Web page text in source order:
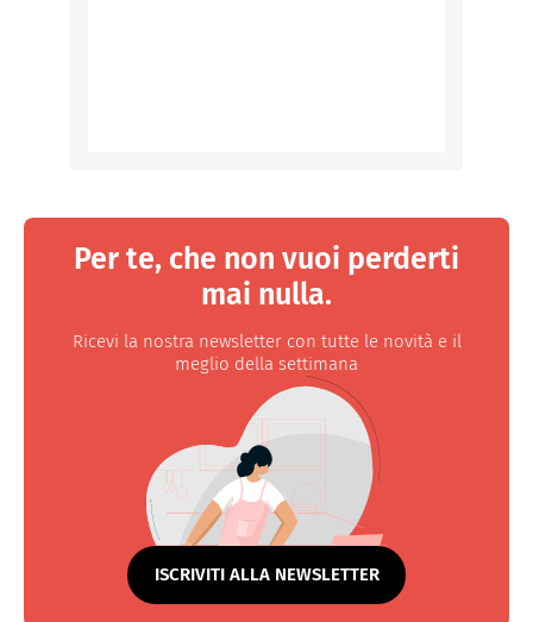
Per te, che non vuoi perderti
mai nulla.
Ricevi la nostra newsletter con tutte le novità e il
meglio della settimana
ISCRIVITI ALLA NEWSLETTER